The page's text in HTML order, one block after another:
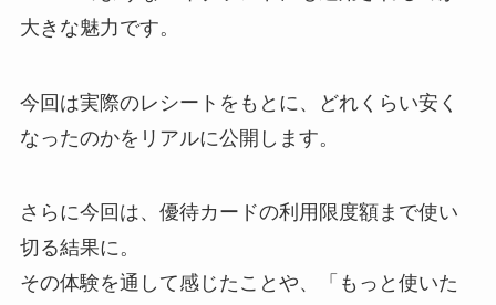
大きな魅力です。
今回は実際のレシートをもとに、どれくらい安く
なったのかをリアルに公開します。
さらに今回は、優待カードの利用限度額まで使い
切る結果に。
その体験を通して感じたことや、「もっと使いた